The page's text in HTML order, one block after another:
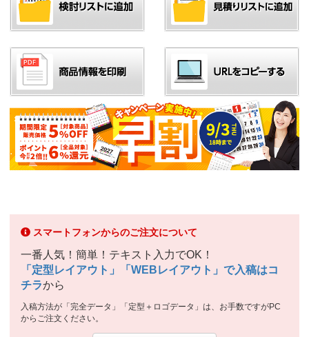
スマートフォンからのご注文について
一番人気！簡単！テキスト入力でOK！
「定型レイアウト」「WEBレイアウト」で入稿はコ
チラから
入稿方法が「完全データ」「定型＋ロゴデータ」は、お手数ですがPC
からご注文ください。